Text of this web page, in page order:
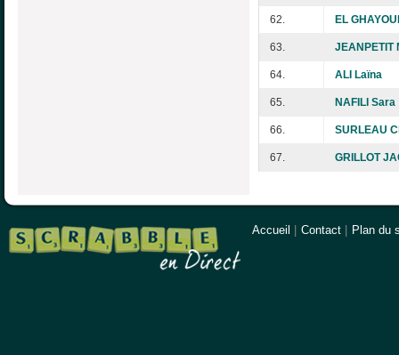
62. EL
63. JEANPETIT
64. ALI Laïna
65. NAFILI Sara
66. SURLEAU
67. GRILLOT
Accueil Contact Plan du